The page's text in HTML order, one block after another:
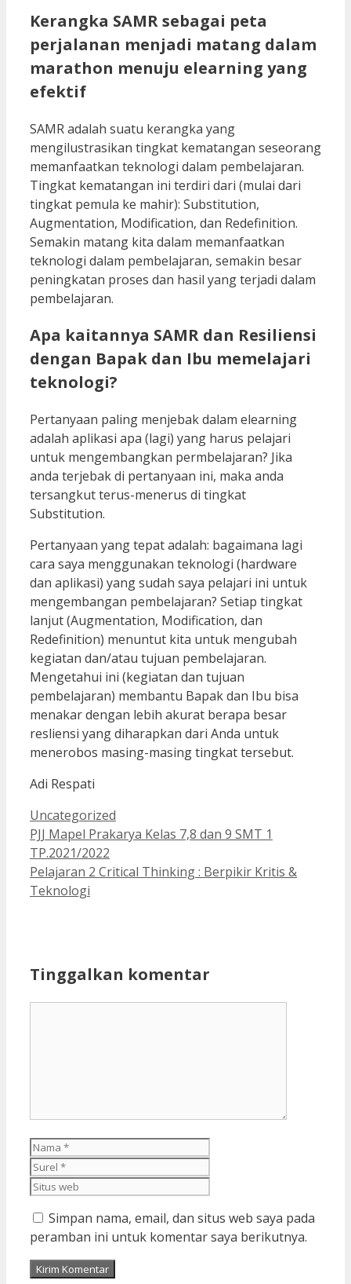
Kerangka SAMR sebagai peta
perjalanan menjadi matang dalam
marathon menuju elearning yang
efektif
SAMR adalah suatu kerangka yang
mengilustrasikan tingkat kematangan seseorang
memanfaatkan teknologi dalam pembelajaran.
Tingkat kematangan ini terdiri dari (mulai dari
tingkat pemula ke mahir): Substitution,
Augmentation, Modification, dan Redefinition.
Semakin matang kita dalam memanfaatkan
teknologi dalam pembelajaran, semakin besar
peningkatan proses dan hasil yang terjadi dalam
pembelajaran.
Apa kaitannya SAMR dan Resiliensi
dengan Bapak dan Ibu memelajari
teknologi?
Pertanyaan paling menjebak dalam elearning
adalah aplikasi apa (lagi) yang harus pelajari
untuk mengembangkan permbelajaran? Jika
anda terjebak di pertanyaan ini, maka anda
tersangkut terus-menerus di tingkat
Substitution.
Pertanyaan yang tepat adalah: bagaimana lagi
cara saya menggunakan teknologi (hardware
dan aplikasi) yang sudah saya pelajari ini untuk
mengembangan pembelajaran? Setiap tingkat
lanjut (Augmentation, Modification, dan
Redefinition) menuntut kita untuk mengubah
kegiatan dan/atau tujuan pembelajaran.
Mengetahui ini (kegiatan dan tujuan
pembelajaran) membantu Bapak dan Ibu bisa
menakar dengan lebih akurat berapa besar
resliensi yang diharapkan dari Anda untuk
menerobos masing-masing tingkat tersebut.
Adi Respati
Kategori
Uncategorized
PJJ Mapel Prakarya Kelas 7,8 dan 9 SMT 1
TP.2021/2022
Pelajaran 2 Critical Thinking : Berpikir Kritis &
Teknologi
Tinggalkan komentar
Nama
Simpan nama, email, dan situs web saya pada
peramban ini untuk komentar saya berikutnya.